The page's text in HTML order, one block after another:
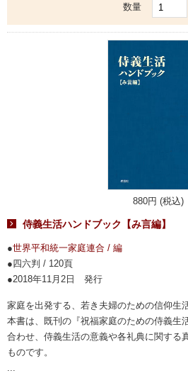
数量
880円 (税込)
侍義生活ハンドブック【み言編】
世界平和統一家庭連合 / 編
四六判 / 120頁
2018年11月2日 発行
家庭を出発する、若き夫婦のための信仰生
本書は、既刊の『祝福家庭のための侍義生
合わせ、侍義生活の意義や各礼典に関する
ものです。